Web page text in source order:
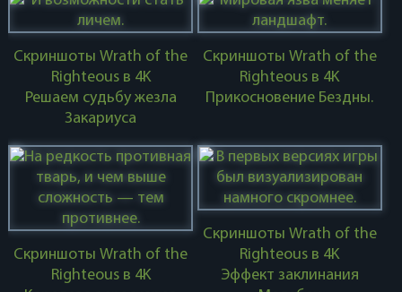
Скриншоты Wrath of the
Righteous в 4K
Решаем судьбу жезла
Закариуса
Скриншоты Wrath of the
Righteous в 4K
Прикосновение Бездны.
Скриншоты Wrath of the
Righteous в 4K
Скриншоты Wrath of the
Righteous в 4K
Эффект заклинания